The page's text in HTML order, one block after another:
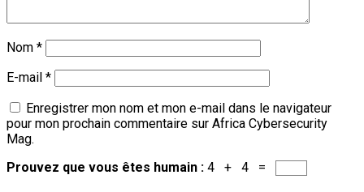
Nom *
E-mail *
Enregistrer mon nom et mon e-mail dans le navigateur
pour mon prochain commentaire sur Africa Cybersecurity
Mag.
Prouvez que vous êtes humain : 4 + 4 =